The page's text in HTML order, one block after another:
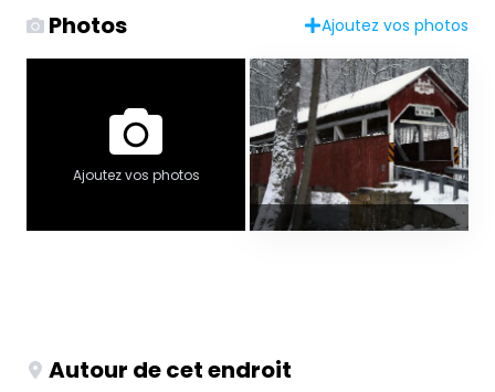
Photos Ajoutez vos photos
Ajoutez vos photos
Autour de cet endroit